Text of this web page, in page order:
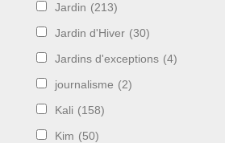
Jardin (213)
Jardin d'Hiver (30)
Jardins d'exceptions (4)
journalisme (2)
Kali (158)
Kim (50)